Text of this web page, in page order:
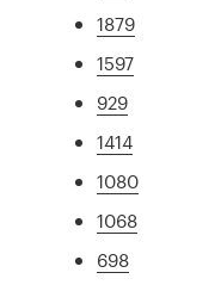
1879
1597
929
1414
1080
1068
698